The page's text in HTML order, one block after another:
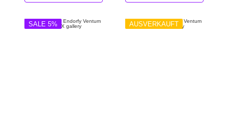
SALE 5% AUSVERKAUFT